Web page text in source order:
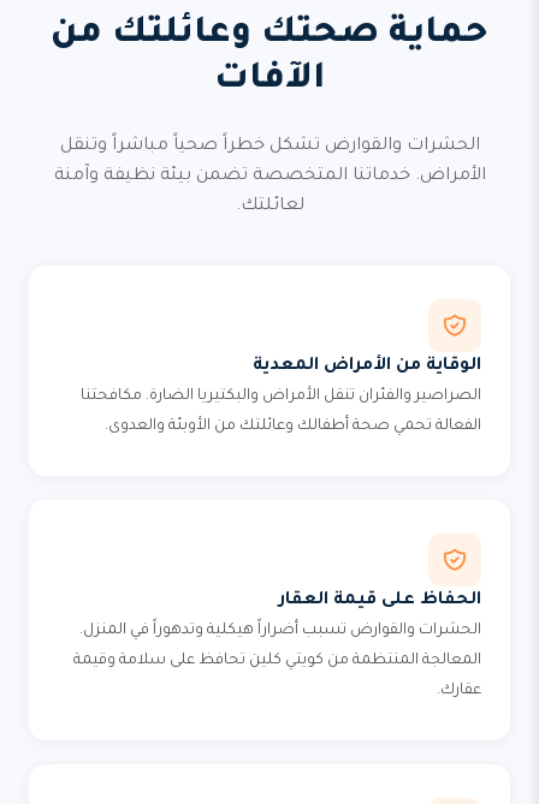
حماية صحتك وعائلتك من
الآفات
الحشرات والقوارض تشكل خطراً صحياً مباشراً وتنقل
الأمراض. خدماتنا المتخصصة تضمن بيئة نظيفة وآمنة
لعائلتك.
الوقاية من الأمراض المعدية
الصراصير والفئران تنقل الأمراض والبكتيريا الضارة. مكافحتنا
الفعالة تحمي صحة أطفالك وعائلتك من الأوبئة والعدوى.
الحفاظ على قيمة العقار
الحشرات والقوارض تسبب أضراراً هيكلية وتدهوراً في المنزل.
المعالجة المنتظمة من كويتي كلين تحافظ على سلامة وقيمة
عقارك.